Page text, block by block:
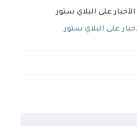
على البلاي ستور